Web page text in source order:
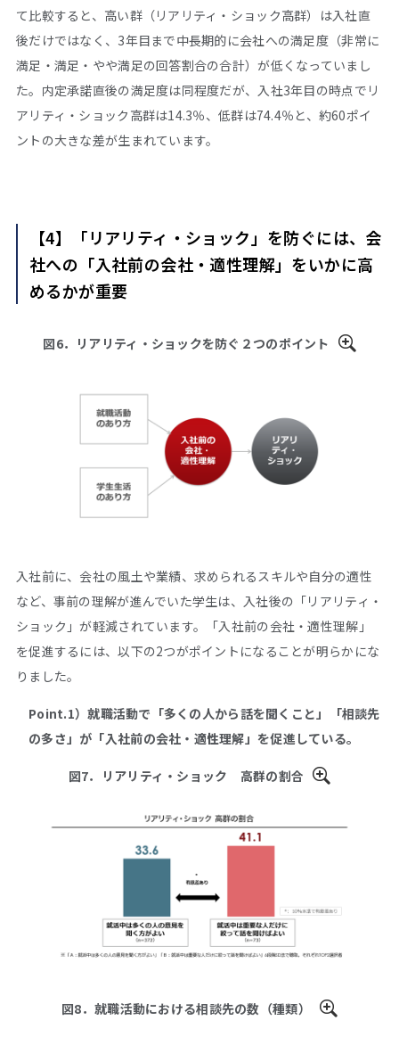
て比較すると、高い群（リアリティ・ショック高群）は入社直
後だけではなく、3年目まで中長期的に会社への満足度（非常に
満足・満足・やや満足の回答割合の合計）が低くなっていまし
た。内定承諾直後の満足度は同程度だが、入社3年目の時点でリ
アリティ・ショック高群は14.3％、低群は74.4％と、約60ポイ
ントの大きな差が生まれています。
【4】「リアリティ・ショック」を防ぐには、会
社への「入社前の会社・適性理解」をいかに高
めるかが重要
図6．リアリティ・ショックを防ぐ２つのポイント
入社前に、会社の風土や業績、求められるスキルや自分の適性
など、事前の理解が進んでいた学生は、入社後の「リアリティ・
ショック」が軽減されています。「入社前の会社・適性理解」
を促進するには、以下の2つがポイントになることが明らかにな
りました。
Point.1）就職活動で「多くの人から話を聞くこと」「相談先
の多さ」が「入社前の会社・適性理解」を促進している。
図7．リアリティ・ショック 高群の割合
図8．就職活動における相談先の数（種類）